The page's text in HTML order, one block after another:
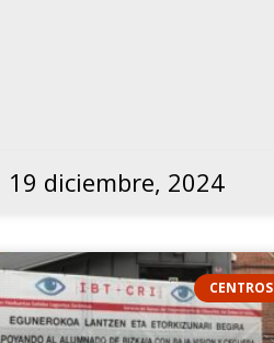
19 diciembre, 2024
CENTROS